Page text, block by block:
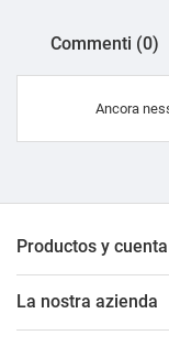
Commenti (0)
Ancora
Productos y cuenta
La nostra azienda